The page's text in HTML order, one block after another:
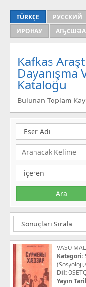
TÜRKÇE РУССКИЙ
ИРОНАУ
АҦСШӘА
Kafkas
Dayanışma
Kataloğu
Bulunan Toplam
VASO
Kategori:
Dil:
Yayın